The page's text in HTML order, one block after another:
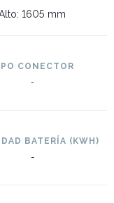
1605 mm
CONECTOR
-
BATERÍA (KWH)
-